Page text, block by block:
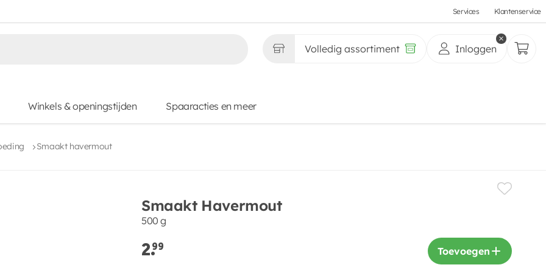
Services Klantenservice
Volledig assortiment Inloggen
Winkels & openingstijden Spaaracties en meer
Smaakt havermout
Smaakt Havermout
500 g
2.99 Toevoegen